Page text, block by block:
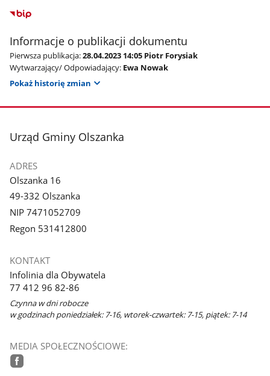
Informacje o publikacji dokumentu
Pierwsza publikacja:28.04.2023 14:05 Piotr Forysiak
Wytwarzający/ Odpowiadający: Ewa Nowak
Pokaż historię zmian
stopka
Urząd Gminy Olszanka
ADRES
Olszanka 16
49-332 Olszanka
NIP 7471052709
Regon 531412800
KONTAKT
Infolinia dla Obywatela
77 412 96 82-86
Czynna w dni robocze
w godzinach poniedziałek: 7-16, wtorek-czwartek: 7-15, piątek: 7-14
MEDIA SPOŁECZNOŚCIOWE: